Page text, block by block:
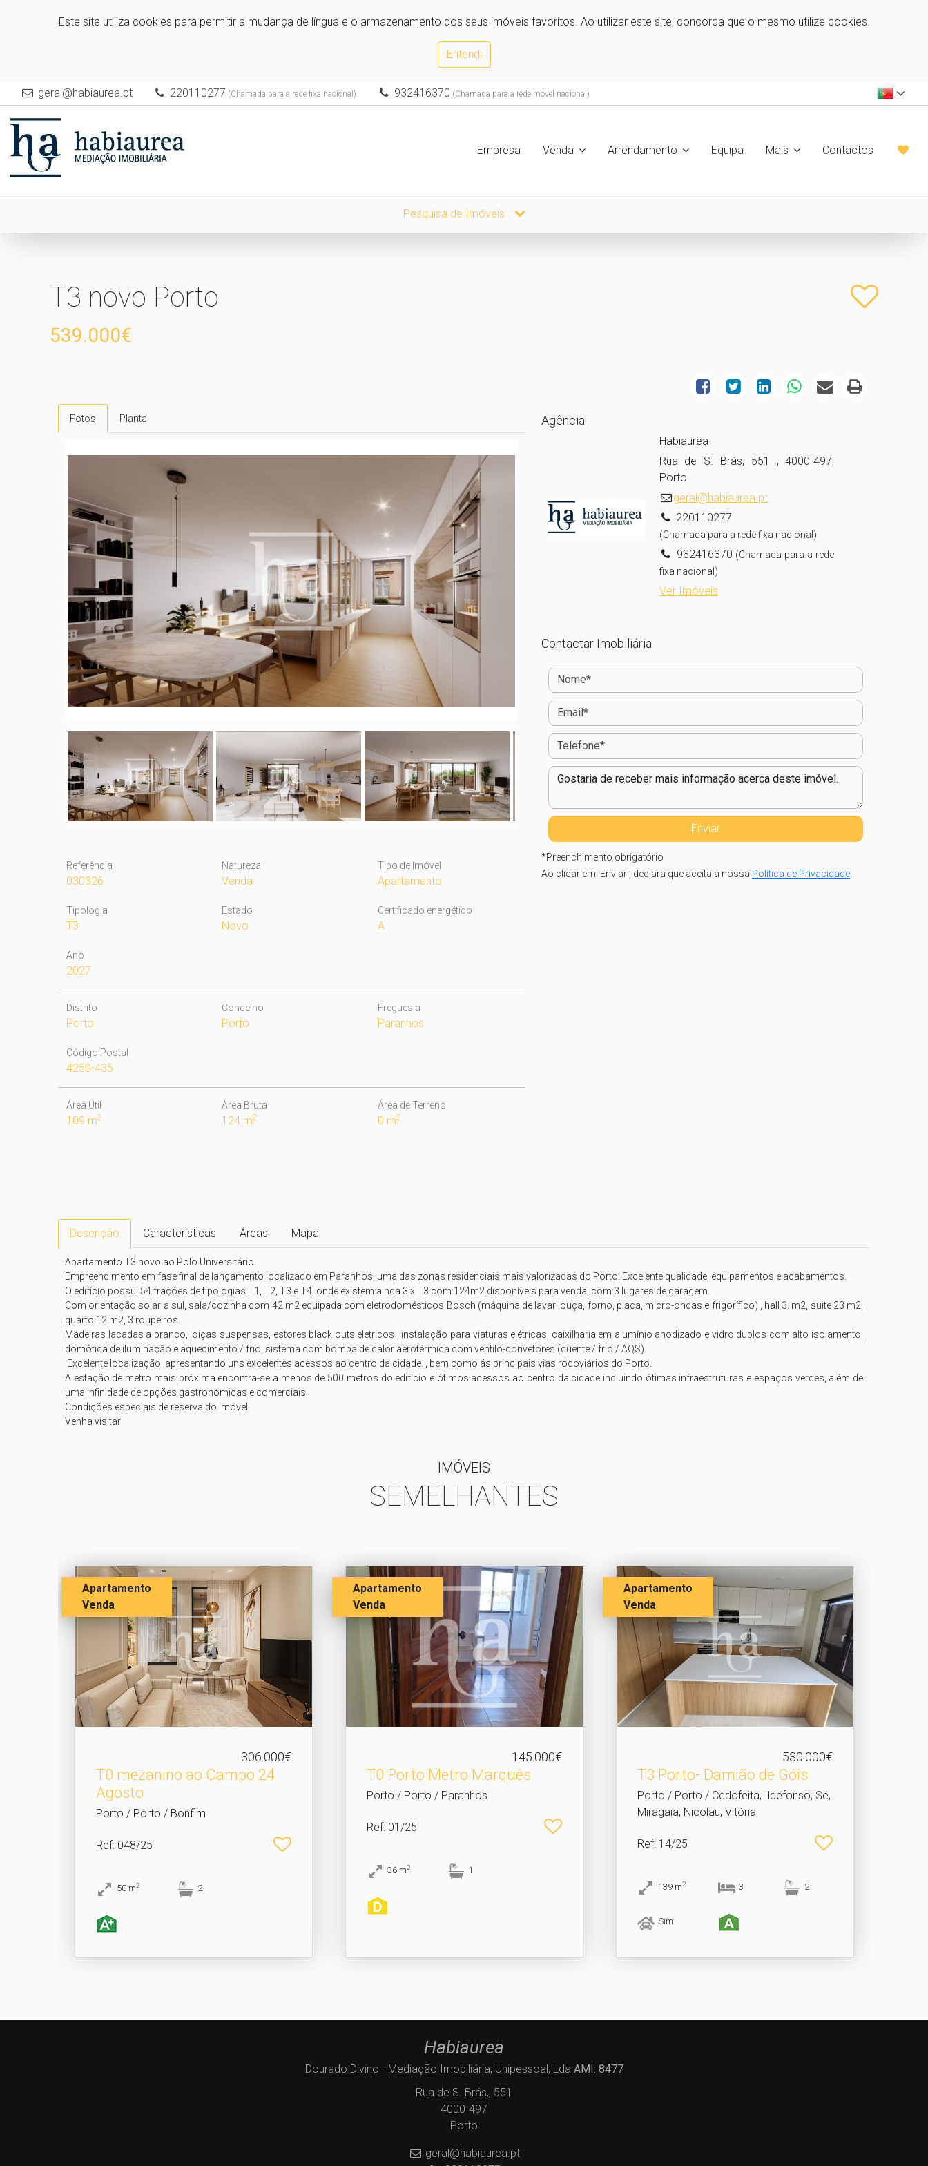
Este site utiliza cookies para permitir a mudança de língua e o armazenamento dos seus imóveis favoritos. Ao utilizar este site, concorda que o mesmo utilize cookies.
Entendi
geral@habiaurea.pt 220110277 (Chamada para a rede fixa nacional) 932416370 (Chamada para a rede móvel nacional)
Empresa Venda Arrendamento Equipa Mais Contactos
Pesquisa de Imóveis
T3 novo Porto
539.000€
Fotos Planta
Referência
030326
Natureza
Venda
Tipo de Imóvel
Apartamento
Tipologia
T3
Estado
Novo
Certificado energético
A
Ano
2027
Distrito
Porto
Concelho
Porto
Freguesia
Paranhos
Código Postal
4250-435
Área Útil
109 m2
Área Bruta
124 m2
Área de Terreno
0 m2
Agência
Habiaurea
Rua de S. Brás, 551 , 4000-497,
Porto
geral@habiaurea.pt
220110277
(Chamada para a rede fixa nacional)
932416370 (Chamada para a rede
fixa nacional)
Ver Imóveis
Contactar Imobiliária
*Preenchimento obrigatório
Ao clicar em 'Enviar', declara que aceita a nossa Política de Privacidade
Descrição Características Áreas Mapa
Apartamento T3 novo ao Polo Universitário.
Empreendimento em fase final de lançamento localizado em Paranhos, uma das zonas residenciais mais valorizadas do Porto. Excelente qualidade, equipamentos e acabamentos.
O edifício possui 54 frações de tipologias T1, T2, T3 e T4, onde existem ainda 3 x T3 com 124m2 disponíveis para venda, com 3 lugares de garagem.
Com orientação solar a sul, sala/cozinha com 42 m2 equipada com eletrodomésticos Bosch (máquina de lavar louça, forno, placa, micro-ondas e frigorífico) , hall 3. m2, suite 23 m2,
quarto 12 m2, 3 roupeiros.
Madeiras lacadas a branco, loiças suspensas, estores black outs eletricos , instalação para viaturas elétricas, caixilharia em alumínio anodizado e vidro duplos com alto isolamento,
domótica de iluminação e aquecimento / frio, sistema com bomba de calor aerotérmica com ventilo-convetores (quente / frio / AQS).
A estação de metro mais próxima encontra-se a menos de 500 metros do edifício e ótimos acessos ao centro da cidade incluindo ótimas infraestruturas e espaços verdes, além de
uma infinidade de opções gastronómicas e comerciais.
Condições especiais de reserva do imóvel.
IMÓVEIS
SEMELHANTES
Apartamento
Venda
306.000€
T0 mezanino ao Campo 24
Agosto
Porto / Porto / Bonfim
Ref: 048/25
50 m2 2
Apartamento
Venda
145.000€
T0 Porto Metro Marquês
Porto / Porto / Paranhos
Ref: 01/25
36 m2 1
Apartamento
Venda
530.000€
T3 Porto- Damião de Góis
Porto / Porto / Cedofeita, Ildefonso, Sé,
Miragaia, Nicolau, Vitória
Ref: 14/25
139 m2 3 2
Sim
Habiaurea
Dourado Divino - Mediação Imobiliária, Unipessoal, Lda AMI: 8477
Rua de S. Brás,, 551
4000-497
Porto
geral@habiaurea.pt